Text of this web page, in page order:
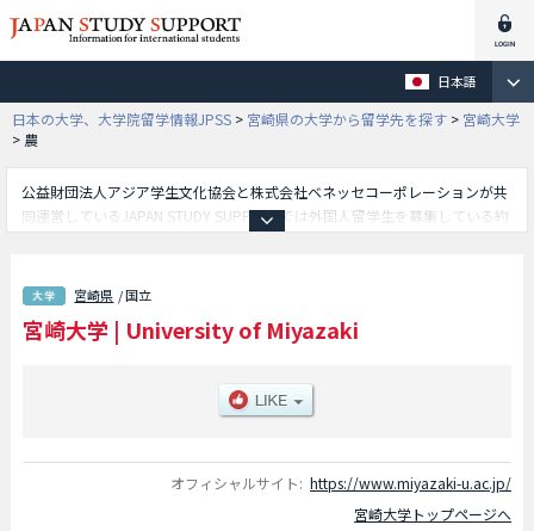
日本語
日本の大学、大学院留学情報JPSS > 宮崎県の大学から留学先を探す > 宮崎大学
> 農
公益財団法人アジア学生文化協会と株式会社ベネッセコーポレーションが共
同運営しているJAPAN STUDY SUPPORTでは外国人留学生を募集している約
工学部や医学部や地域資源創成学部等、学部別情報や、募集定員や合格者数
など入試情報、施設案内、アクセスなど外国人留学生に必要な情報を掲載し
ているので是非ご利用ください。
宮崎県 / 国立
宮崎大学 | University of Miyazaki
オフィシャルサイト: https://www.miyazaki-u.ac.jp/
宮崎大学トップページへ